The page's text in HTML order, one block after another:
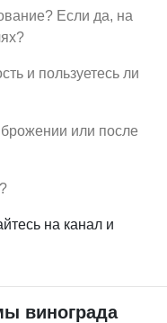
Если да, на
и пользуетесь ли
или после
на канал и
винограда